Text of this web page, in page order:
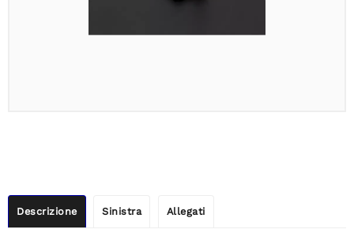
Descrizione Sinistra Allegati